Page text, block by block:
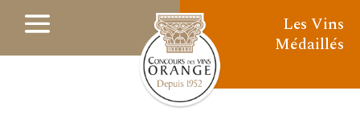
Les Vins
Médaillés